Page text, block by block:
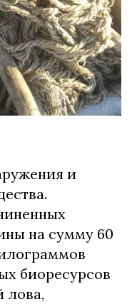
и
на сумму 60
биоресурсов
лова,